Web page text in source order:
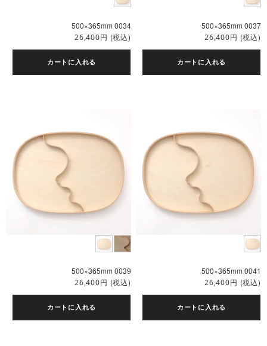
500×365mm 0034
26,400円 (税込)
カートに入れる
500×365mm 0037
26,400円 (税込)
カートに入れる
500×365mm 0039
26,400円 (税込)
カートに入れる
500×365mm 0041
26,400円 (税込)
カートに入れる